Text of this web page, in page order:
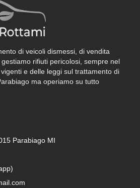
di veicoli dismessi, di vendita
rifiuti pericolosi, sempre nel
e delle leggi sul trattamento di
ma operiamo su tutto
Parabiago MI